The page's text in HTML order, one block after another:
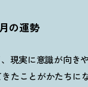
の運勢
現実に意識が向き
たことがかたちに